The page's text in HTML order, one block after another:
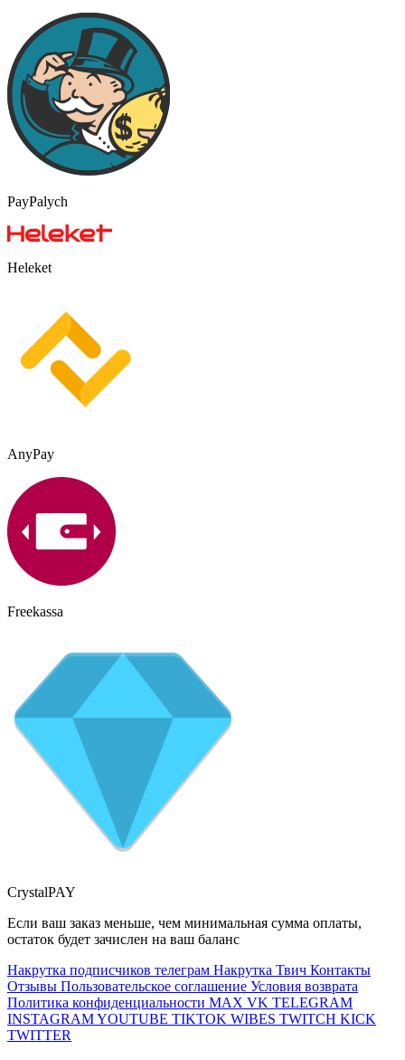
PayPalych
Heleket
AnyPay
Freekassa
CrystalPAY
Если ваш заказ меньше, чем минимальная сумма оплаты,
остаток будет зачислен на ваш баланс
Накрутка подписчиков телеграм Накрутка Твич Контакты
Отзывы Пользовательское соглашение Условия возврата
Политика конфиденциальности MAX VK TELEGRAM
INSTAGRAMYOUTUBE TIKTOK WIBES TWITCH KICK
TWITTER